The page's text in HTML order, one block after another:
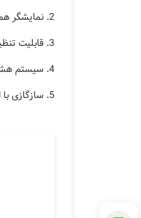
2. نمایشگر هم زمان مقدار فعلیدما و رطوبت
3. قابلیت تنظیم آسان از طریق دکمه های پنل
4. سیستم هشدار در صورت خارج شدن از محدوده معریف شده
5. سازگازی با اکثر تجهیزات برقی مانند فن ، بخاری ، رطوبت ساز و...